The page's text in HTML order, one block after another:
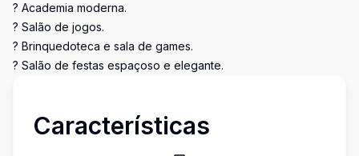
? Academia moderna.
? Salão de jogos.
? Brinquedoteca e sala de games.
? Salão de festas espaçoso e elegante.
Características